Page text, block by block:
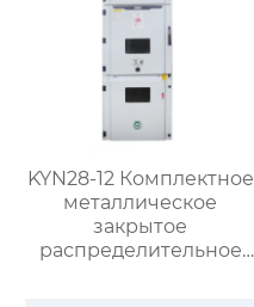
KYN28-12 Комплектное
металлическое
закрытое
распределительное